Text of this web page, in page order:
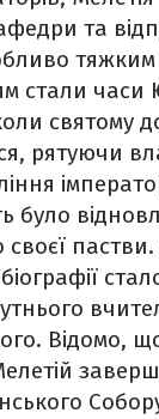
та
тяжким
стали часи
святому
рятуючи
було
своєї
Відомо,